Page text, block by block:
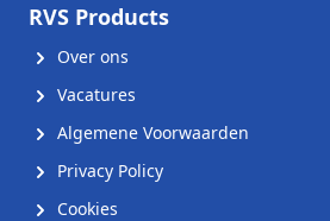
RVS Products
Over ons
Vacatures
Algemene Voorwaarden
Privacy Policy
Cookies